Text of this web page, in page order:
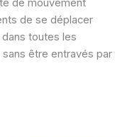
de se déplacer
toutes les
être entravés par